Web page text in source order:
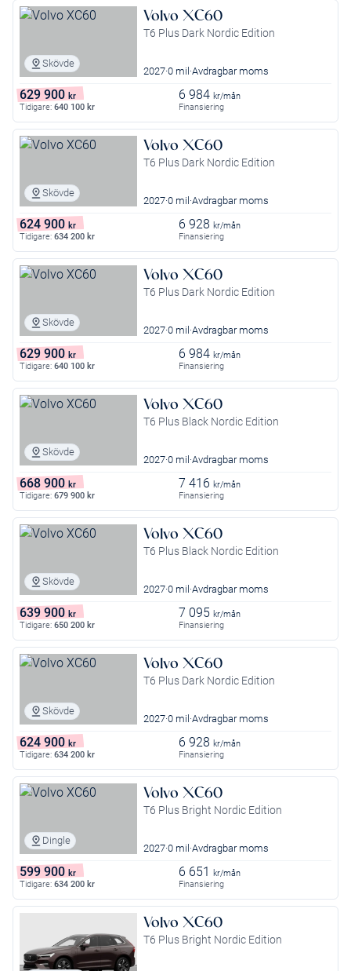
Skövde
Volvo XC60
T6 Plus Dark Nordic Edition
2027 0 mil Avdragbar moms
629 900 kr
Tidigare: 640 100 kr
6 984 kr/mån
Finansiering
Skövde
Volvo XC60
T6 Plus Dark Nordic Edition
2027 0 mil Avdragbar moms
624 900 kr
Tidigare: 634 200 kr
6 928 kr/mån
Finansiering
Skövde
Volvo XC60
T6 Plus Dark Nordic Edition
2027 0 mil Avdragbar moms
629 900 kr
Tidigare: 640 100 kr
6 984 kr/mån
Finansiering
Skövde
Volvo XC60
T6 Plus Black Nordic Edition
2027 0 mil Avdragbar moms
668 900 kr
Tidigare: 679 900 kr
7 416 kr/mån
Finansiering
Skövde
Volvo XC60
T6 Plus Black Nordic Edition
2027 0 mil Avdragbar moms
639 900 kr
Tidigare: 650 200 kr
7 095 kr/mån
Finansiering
Skövde
Volvo XC60
T6 Plus Dark Nordic Edition
2027 0 mil Avdragbar moms
624 900 kr
Tidigare: 634 200 kr
6 928 kr/mån
Finansiering
Dingle
Volvo XC60
T6 Plus Bright Nordic Edition
2027 0 mil Avdragbar moms
599 900 kr
Tidigare: 634 200 kr
6 651
kr/mån
Finansiering
Volvo XC60
T6 Plus Bright Nordic Edition